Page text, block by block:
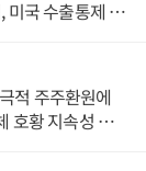
미국 수출통제 대
적 주주환원에
호황 지속성 의